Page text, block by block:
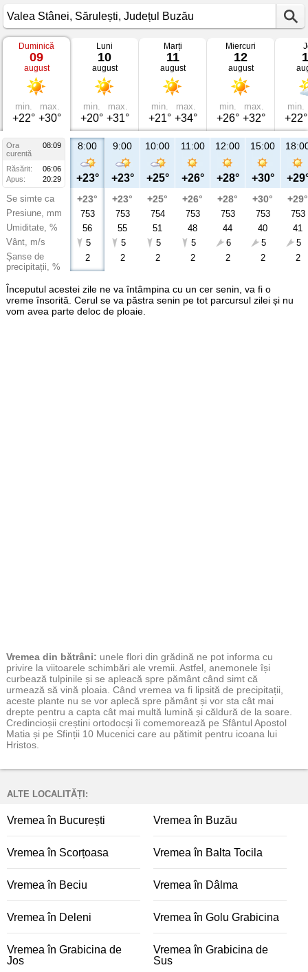
Vremea
Valea
Stânei
Sărulești,
Județul
Buzău
Duminică
09
august
min.
+22°
max.
+30°
Luni
10
august
min.
+20°
max.
+31°
Marți
11
august
min.
+21°
max.
+34°
Miercuri
12
august
min.
+26°
max.
+32°
min.
+22°
Ora
08:09
curentă
Răsărit:
06:06
Apus:
20:29
Se simte ca
Presiune, mm
Umiditate, %
Vânt, m/s
Șanse de
precipitații, %
8:00
+23°
+23°
753
56
5
2
9:00
+23°
+23°
753
55
5
2
10:00
+25°
+25°
754
51
5
2
11:00
+26°
+26°
753
48
5
2
12:00
+28°
+28°
753
44
6
2
15:00
+30°
+30°
753
40
5
2
+29°
753
41
5
2
Începutul acestei zile ne va întâmpina cu un cer senin, va fi o
vreme însorită. Cerul se va păstra senin pe tot parcursul zilei și nu
vom avea parte deloc de ploaie.
Vremea din bătrâni: unele flori din grădină ne pot informa cu
privire la viitoarele schimbări ale vremii. Astfel, anemonele își
curbează tulpinile și se apleacă spre pământ când simt că
urmează să vină ploaia. Când vremea va fi lipsită de precipitații,
aceste plante nu se vor aplecă spre pământ și vor sta cât mai
drepte pentru a capta cât mai multă lumină și căldură de la soare.
Credincioșii creștini ortodocși îi comemorează pe Sfântul Apostol
Matia și pe Sfinții 10 Mucenici care au pătimit pentru icoana lui
Hristos.
ALTE LOCALITĂȚI:
Vremea în București Vremea în Buzău
Vremea în Scorțoasa Vremea în Balta Tocila
Vremea în Beciu Vremea în Dâlma
Vremea în Deleni Vremea în Golu Grabicina
Vremea în Grabicina de
Jos
Vremea în Grabicina de
Sus